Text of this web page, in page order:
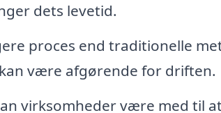
dets levetid.
proces end traditionelle
være afgørende for driften.
virksomheder være med til